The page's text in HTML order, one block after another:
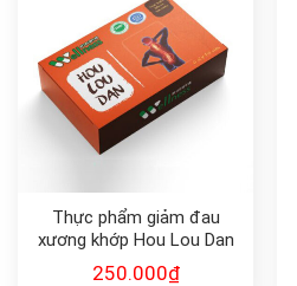
Thực phẩm giảm đau
xương khớp Hou Lou Dan
250.000₫